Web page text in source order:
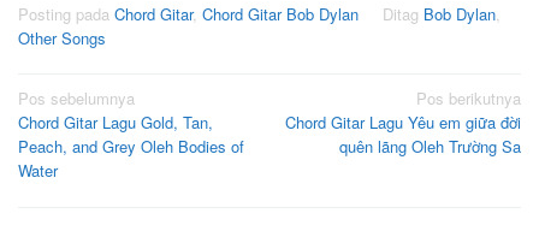
Posting pada Chord Gitar, Chord Gitar Bob Dylan Ditag Bob Dylan
Other Songs
Navigasi
pos
Pos sebelumnya
Chord Gitar Lagu Gold, Tan,
Peach, and Grey Oleh Bodies of
Water
Pos berikutnya
Chord Gitar Lagu Yêu em giữa đời
quên lãng Oleh Trường Sa